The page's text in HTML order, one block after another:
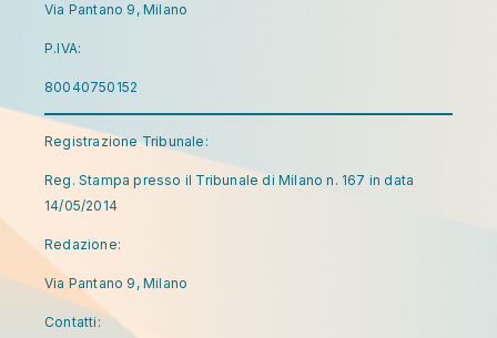
Via Pantano 9, Milano
P.IVA:
80040750152
Registrazione Tribunale:
Reg. Stampa presso il Tribunale di Milano n. 167 in data
14/05/2014
Redazione:
Via Pantano 9, Milano
Contatti: